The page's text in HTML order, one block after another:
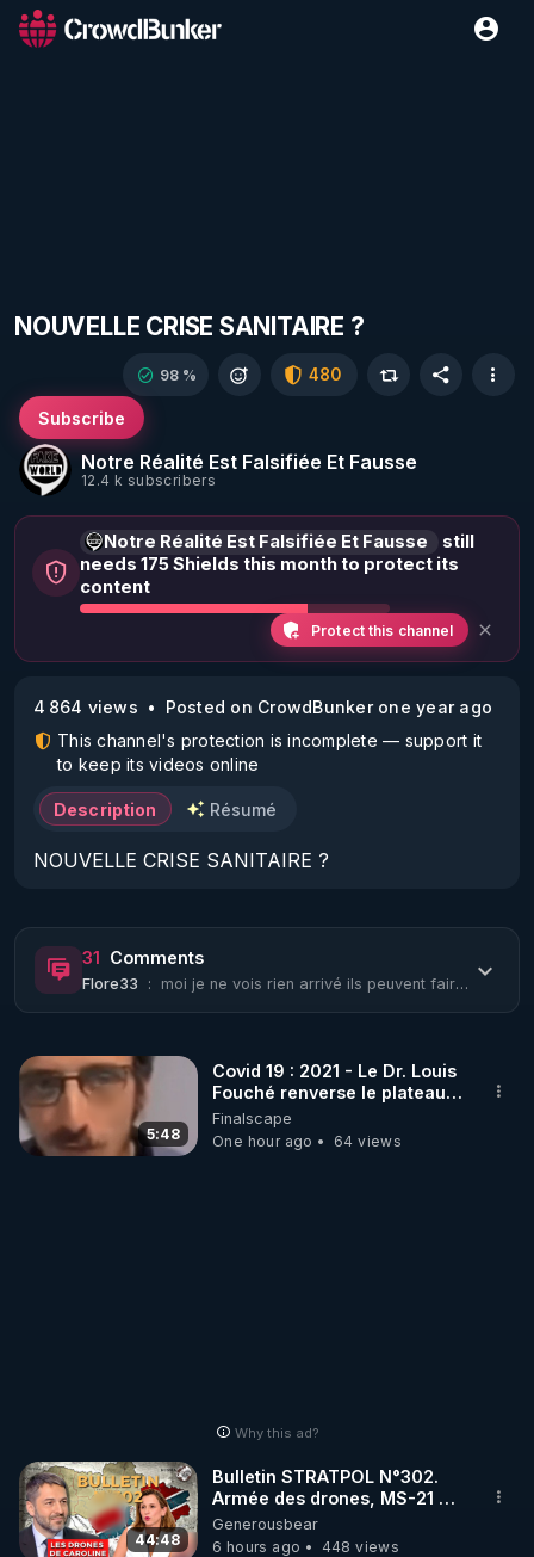
NOUVELLE CRISE SANITAIRE ?
Notre Réalité Est Falsifiée Et Fausse
12.4 k subscribers
Subscribe
98 % 480
Notre Réalité Est Falsifiée Et Fausse
still
needs 175 Shields this month to protect its
content
Protect this channel
4 864 views
Posted on CrowdBunker one year ago
This channel's protection is incomplete — support it
to keep its videos online
Description Résumé
NOUVELLE CRISE SANITAIRE ?
31 Comments
Flore33 : moi je ne vois rien arrivé ils peuvent faire tout le foin qu'ils veulent ils me ...
5:48
Covid 19 : 2021 - Le Dr. Louis
Fouché renverse le plateau
de CNews !
Finalscape
One hour ago
64 views
Why this ad?
44:48
Bulletin STRATPOL N°302.
Armée des drones, MS-21 en
série, missiles coréens.
07.08.2026.
Generousbear
6 hours ago
448 views